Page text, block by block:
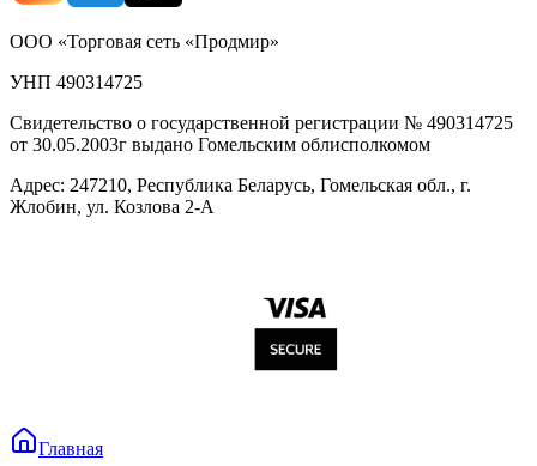
ООО «Торговая сеть «Продмир»
УНП 490314725
Свидетельство о государственной регистрации № 490314725
от 30.05.2003г выдано Гомельским облисполкомом
Адрес: 247210, Республика Беларусь, Гомельская обл., г.
Жлобин, ул. Козлова 2-А
Главная